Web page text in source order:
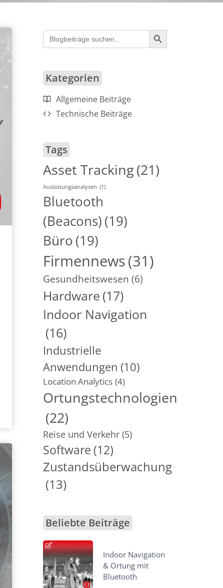
Search
for:
Search Button
Kategorien
Allgemeine Beiträge
Technische Beiträge
Tags
Asset Tracking(21)
Auslastungsanalysen (1)
Bluetooth
(Beacons)(19)
Büro(19)
Firmennews(31)
Gesundheitswesen (6)
Hardware (17)
Indoor Navigation
(16)
Industrielle
Anwendungen (10)
Location Analytics (4)
Ortungstechnologien
(22)
Reise und Verkehr (5)
Software (12)
Zustandsüberwachung
(13)
Beliebte Beiträge
Indoor Navigation
& Ortung mit
Bluetooth